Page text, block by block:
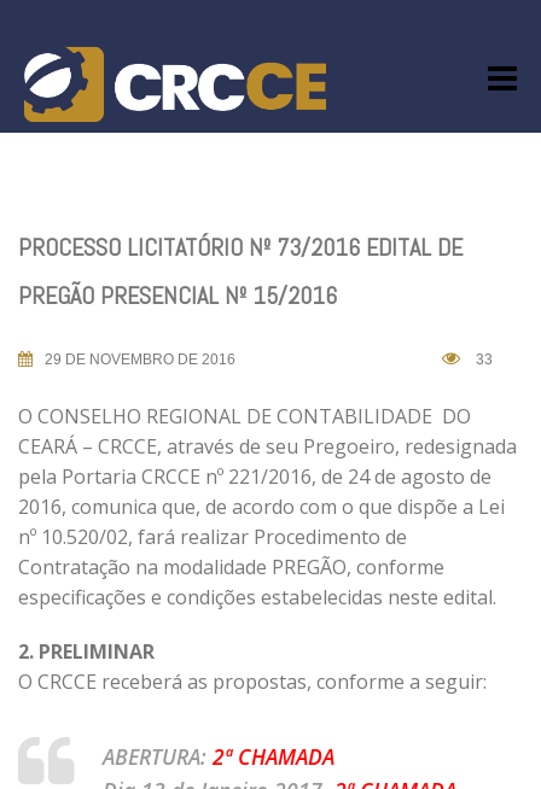
content
PROCESSO LICITATÓRIO Nº 73/2016 EDITAL DE
PREGÃO PRESENCIAL Nº 15/2016
29 DE NOVEMBRO DE 2016 33
O CONSELHO REGIONAL DE CONTABILIDADE DO
CEARÁ – CRCCE, através de seu Pregoeiro, redesignada
pela Portaria CRCCE nº 221/2016, de 24 de agosto de
2016, comunica que, de acordo com o que dispõe a Lei
nº 10.520/02, fará realizar Procedimento de
Contratação na modalidade PREGÃO, conforme
especificações e condições estabelecidas neste edital.
2. PRELIMINAR
O CRCCE receberá as propostas, conforme a seguir:
ABERTURA: 2ª CHAMADA